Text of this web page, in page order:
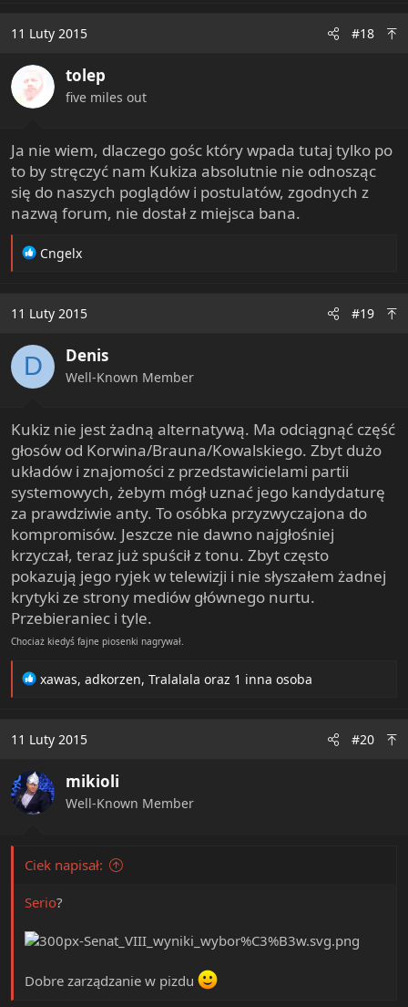
11 Luty 2015 #18
tolep
five miles out
Ja nie wiem, dlaczego gośc który wpada tutaj tylko po
to by stręczyć nam Kukiza absolutnie nie odnosząc
się do naszych poglądów i postulatów, zgodnych z
nazwą forum, nie dostał z miejsca bana.
R
t
o
n
s
Cngelx
11 Luty 2015 #19
D Denis
Well-Known Member
Kukiz nie jest żadną alternatywą. Ma odciągnąć część
głosów od Korwina/Brauna/Kowalskiego. Zbyt dużo
układów i znajomości z przedstawicielami partii
systemowych, żebym mógł uznać jego kandydaturę
za prawdziwie anty. To osóbka przyzwyczajona do
kompromisów. Jeszcze nie dawno najgłośniej
krzyczał, teraz już spuścił z tonu. Zbyt często
pokazują jego ryjek w telewizji i nie słyszałem żadnej
krytyki ze strony mediów głównego nurtu.
Przebieraniec i tyle.
Chociaż kiedyś fajne piosenki nagrywał.
R
t
o
n
s
xawas, adkorzen, Tralalala oraz 1 inna osoba
11 Luty 2015 #20
mikioli
Well-Known Member
Ciek napisał:
Serio?
Dobre zarządzanie w pizdu